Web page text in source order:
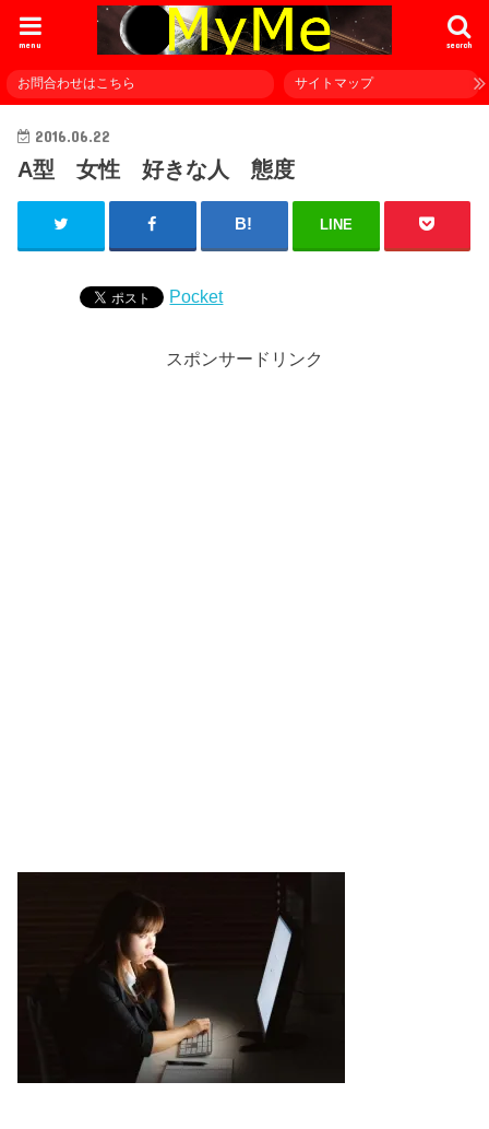
search
menu
お問合わせはこちら サイトマップ
2016.06.22
A型 女性 好きな人 態度
LINE
Pocket
スポンサードリンク